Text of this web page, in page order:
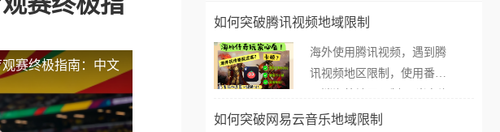
赛终极指南：中文
如何突破腾讯视频地域限制
海外使用腾讯视频，遇到腾
讯视频地区限制，使用番茄
外打开腾讯视频，却突然弹
如何突破网易云音乐地域限制